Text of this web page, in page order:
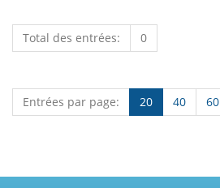
Total des entrées: 0
Entrées par page: 20 40 60